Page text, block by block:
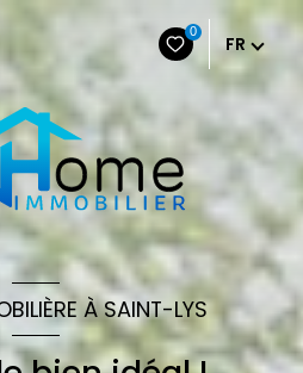
0
FR
À SAINT-LYS